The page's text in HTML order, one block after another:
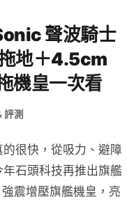
聲波騎士
地＋4.5cm
機皇一次看
評測
很快，從吸力、避障
石頭科技再推出旗艦
震增壓旗艦機皇，亮